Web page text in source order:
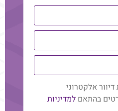
מרגשים כמו קוסקו, העמק
ושלושת הימים הראשונים
אלקטרוני
בהתאםלמדיניות